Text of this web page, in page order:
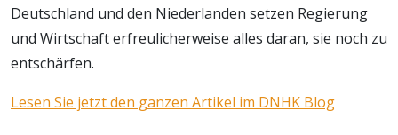
Deutschland und den Niederlanden setzen Regierung
und Wirtschaft erfreulicherweise alles daran, sie noch zu
entschärfen.
Lesen Sie jetzt den ganzen Artikel im DNHK Blog